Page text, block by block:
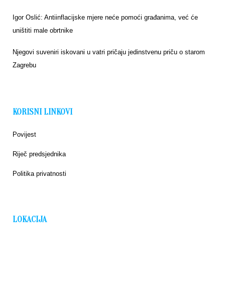
Igor Oslić: Antiinflacijske mjere neće pomoći građanima, već će
uništiti male obrtnike
Njegovi suveniri iskovani u vatri pričaju jedinstvenu priču o starom
Zagrebu
KORISNI LINKOVI
Povijest
Riječ predsjednika
Politika privatnosti
LOKACIJA